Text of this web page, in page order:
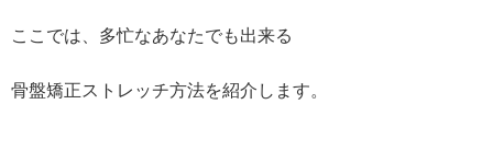
ここでは、多忙なあなたでも出来る
骨盤矯正ストレッチ方法を紹介します。